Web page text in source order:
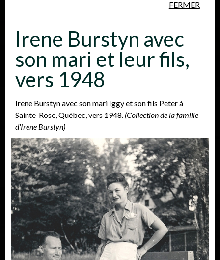
Personnes Lieux Événements
Irene Burstyn avec
son mari et leur fils,
vers 1948
FERMER
Irene Burstyn avec son mari Iggy et son fils Peter à
Sainte-Rose, Québec, vers 1948. (Collection de la famille
d'Irene Burstyn)